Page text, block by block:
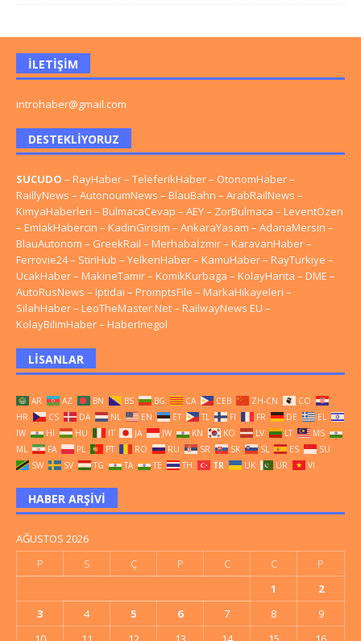
İLETIŞIM
introhaber@gmail.com
DESTEKLIYORUZ
SUCUDO – RayHaber– TeleferikHaber– OtonomHaber–
RaillyNews – AutonoumNews – BlauBahn – ArabRailNews –
KimyaHaberleri – BulmacaCevap – AEY– ZorBulmaca – LeventÖzen
– EmlakHabercin – KadinGirisim – AnkaraYasam – AdanaMersin –
BlauAutonom – GreekRail – Merhabaİzmir– KaravanHaber–
Ferrovie24– StiriHub – YelkenHaber– KamuHaber– RayTurkiye –
UcakHaber– MakineTamir– KomikKurbaga – KolayHarita – DME –
AutoRusNews – Iptidai – PromptsFile – MarkaHikayeleri –
SilahHaber– LeoTheMaster.Net– RailwayNews EU –
KolayBilimHaber– HaberInegol
LISANLAR
AR AZ BN BS BG CA CEB ZH-CN
CO
HR
CS DA NL EN ET TL FI FR DE
EL
IW
HI HU IT JA JW KN KO LV LT
MS
ML
FA PL PT RO RU SR SK SL ES
SU
SW
SV TG TA TE TH TR UK UR VI
HABER ARŞIVI
AĞUSTOS 2026
P
S Ç P C C
P
1
2
3
4 5 6 7 8
9